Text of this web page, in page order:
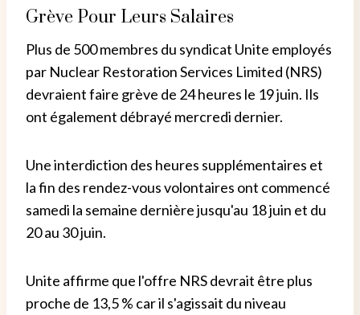
Grève Pour Leurs Salaires
Plus de 500 membres du syndicat Unite employés
par Nuclear Restoration Services Limited (NRS)
devraient faire grève de 24 heures le 19 juin. Ils
ont également débrayé mercredi dernier.
Une interdiction des heures supplémentaires et
la fin des rendez-vous volontaires ont commencé
samedi la semaine dernière jusqu'au 18 juin et du
20 au 30 juin.
Unite affirme que l'offre NRS devrait être plus
proche de 13,5 % car il s'agissait du niveau